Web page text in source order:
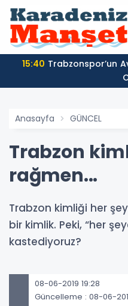
15:40
Anasayfa GÜNCEL
Trabzon
rağmen...
Trabzon kimliği her
bir kimlik. Peki, “her
kastediyoruz?
08-06-2019 19:28
Güncelleme : 08-06-